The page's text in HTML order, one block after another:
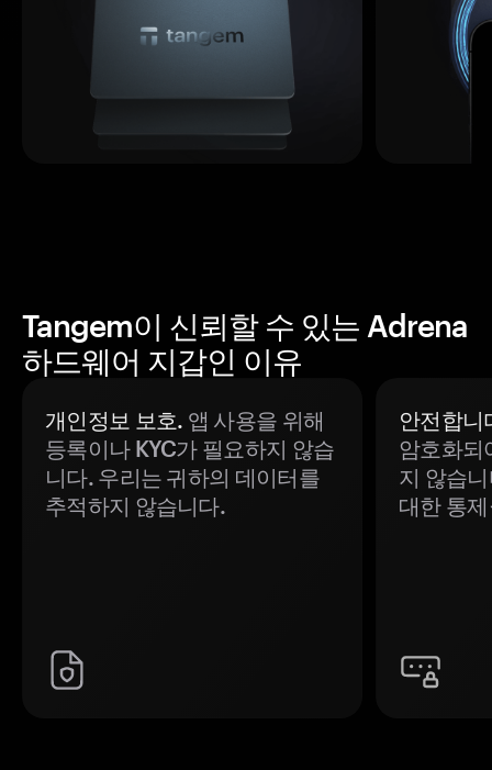
Tangem이 신뢰할 수 있는 Adrena
하드웨어 지갑인 이유
개인정보 보호. 앱 사용을 위해
등록이나 KYC가 필요하지 않습
니다. 우리는 귀하의 데이터를
추적하지 않습니다.
안전합니
암호화되
지 않습
대한 통